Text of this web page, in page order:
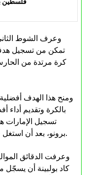
وعرف الشوط
تمكن من تسجيل هدف
كرة مرتدة من
ومنح هذا الهدف
تسجيل
برونو، بعد أن استغل خطأ في التمركز من الدفاع الجزائري.
وعرفت الدقائق
كاد بولبينة أن